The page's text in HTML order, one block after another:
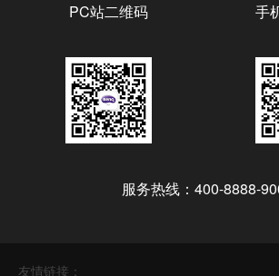
PC站二维码 手
服务热线：400-8888-
友情链接：